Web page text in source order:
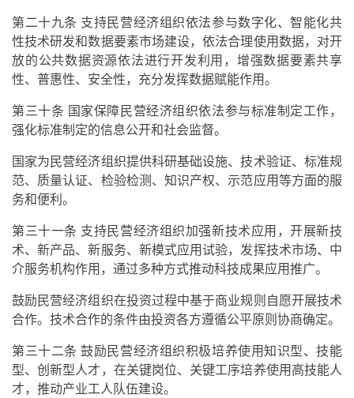
第二十九条 支持民营经济组织依法参与数字化、智能化共
性技术研发和数据要素市场建设，依法合理使用数据，对开
放的公共数据资源依法进行开发利用，增强数据要素共享
性、普惠性、安全性，充分发挥数据赋能作用。
第三十条 国家保障民营经济组织依法参与标准制定工作，
强化标准制定的信息公开和社会监督。
国家为民营经济组织提供科研基础设施、技术验证、标准规
范、质量认证、检验检测、知识产权、示范应用等方面的服
务和便利。
第三十一条 支持民营经济组织加强新技术应用，开展新技
术、新产品、新服务、新模式应用试验，发挥技术市场、中
介服务机构作用，通过多种方式推动科技成果应用推广。
鼓励民营经济组织在投资过程中基于商业规则自愿开展技术
合作。技术合作的条件由投资各方遵循公平原则协商确定。
第三十二条 鼓励民营经济组织积极培养使用知识型、技能
型、创新型人才，在关键岗位、关键工序培养使用高技能人
才，推动产业工人队伍建设。